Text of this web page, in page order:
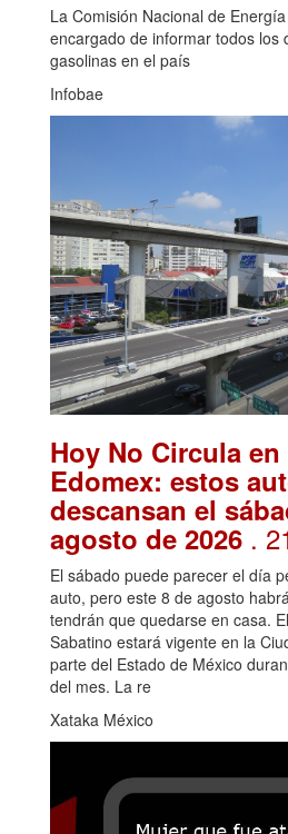
La Comisión Nacional de
encargado de informar todos los
gasolinas en el país
Infobae
Hoy No Circula en
Edomex: estos
descansan el
agosto de 2026 .
El sábado puede parecer el día
auto, pero este 8 de agosto
tendrán que quedarse en casa.
Sabatino estará vigente en la
parte del Estado de México
del mes. La re
Xataka México